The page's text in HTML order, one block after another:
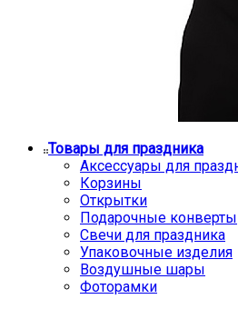
Товары для праздника
Аксессуары для
Корзины
Открытки
Подарочные конверты
Свечи для праздника
Упаковочные изделия
Воздушные шары
Фоторамки